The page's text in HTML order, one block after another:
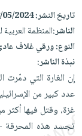
Android
تحميل
iKitab
على
Apple
masmu3
على
Apple
جوائز
العناية
الشخصية
العناية
وتصفيف
الشعر
العناية
بالجسم
المطبخ
والسفرة
جديد
الكل
أواني
الطهي
أدوات
متجر
الهدايا
أقسام
تاريخ النشر:05/2024
الناشر:المنظمة
النوع:ورقي غلاف
نبذة الناشر:
عدد كبير من
غزة، وقتل فيها أكثر من 25000
تجسد هذه المحرقة -